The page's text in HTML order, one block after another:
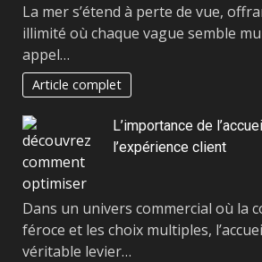
La mer s’étend à perte de vue,
illimité où chaque vague semble
appel…
Article complet
L’importance de
l’expérience client
Dans un univers commercial où la
féroce et les choix multiples,
véritable levier…